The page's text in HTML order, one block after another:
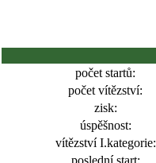
počet startů:
počet vítězství:
zisk:
úspěšnost:
vítězství I.kategorie:
poslední start: